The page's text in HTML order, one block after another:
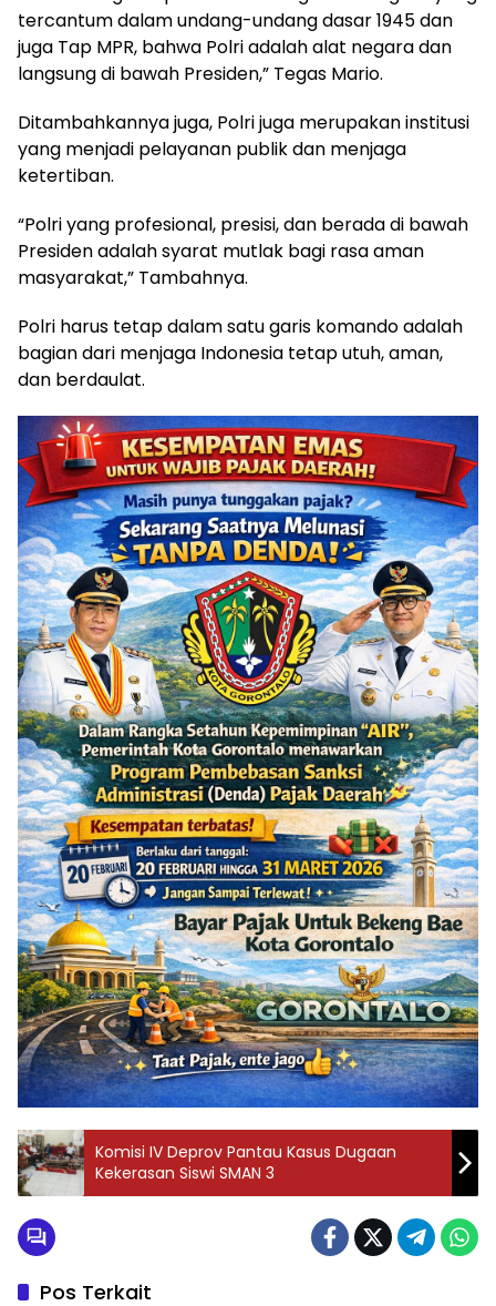
tercantum dalam undang-undang dasar 1945 dan
juga Tap MPR, bahwa Polri adalah alat negara dan
langsung di bawah Presiden,” Tegas Mario.
Ditambahkannya juga, Polri juga merupakan institusi
yang menjadi pelayanan publik dan menjaga
ketertiban.
“Polri yang profesional, presisi, dan berada di bawah
Presiden adalah syarat mutlak bagi rasa aman
masyarakat,” Tambahnya.
Polri harus tetap dalam satu garis komando adalah
bagian dari menjaga Indonesia tetap utuh, aman,
dan berdaulat.
Komisi IV Deprov Pantau Kasus Dugaan
Kekerasan Siswi SMAN 3
Pos Terkait